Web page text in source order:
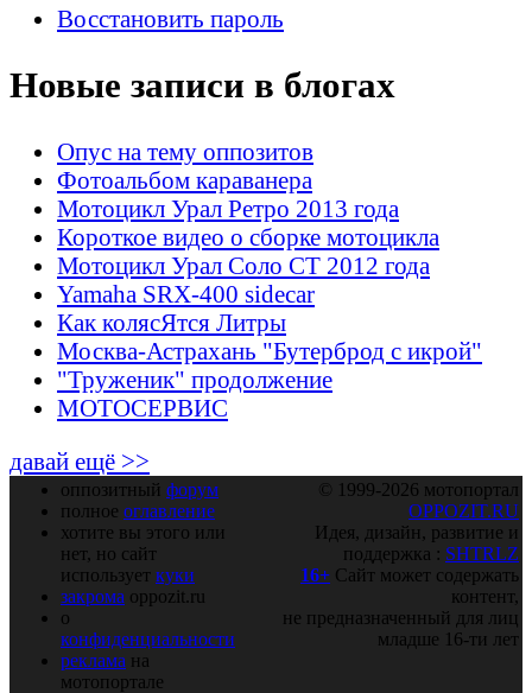
Восстановить пароль
Новые записи в блогах
Опус на тему оппозитов
Фотоальбом караванера
Мотоцикл Урал Ретро 2013 года
Короткое видео о сборке мотоцикла
Мотоцикл Урал Соло СТ 2012 года
Yamaha SRX-400 sidecar
Как колясЯтся Литры
Москва-Астрахань "Бутерброд с икрой"
"Труженик" продолжение
МОТОСЕРВИС
давай ещё >>
оппозитный форум
полное оглавление
хотите вы этого или
нет, но сайт
использует куки
закрома oppozit.ru
о
конфиденциальности
реклама на
мотопортале
© 1999-2026 мотопортал
OPPOZIT.RU
Идея, дизайн, развитие и
поддержка : SHTRLZ
16+ Сайт может содержать
контент,
не предназначенный для лиц
младше 16-ти лет